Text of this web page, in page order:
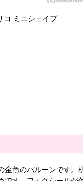
コ ミニシェイプ
金魚のバルーンです